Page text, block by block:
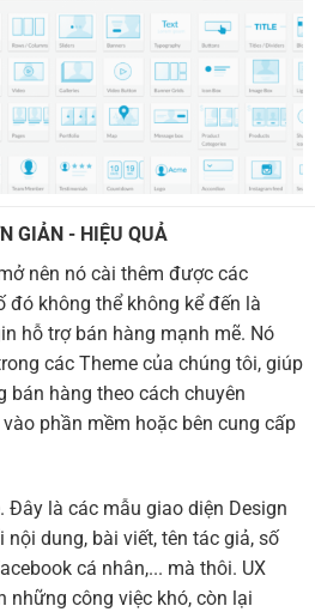
GIẢN - HIỆU QUẢ
nên nó cài thêm được các
đó không thể không kể đến là
hỗ trợ bán hàng mạnh mẽ. Nó
các Theme của chúng tôi, giúp
bán hàng theo cách chuyên
phần mềm hoặc bên cung cấp
Đây là các mẫu giao diện Design
dung, bài viết, tên tác giả, số
cá nhân,... mà thôi. UX
những công việc khó, còn lại